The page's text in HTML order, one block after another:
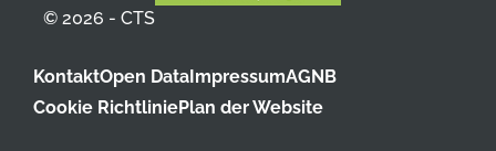
© 2026 - CTS
KontaktOpen DataImpressumAGNB
Cookie RichtliniePlan der Website